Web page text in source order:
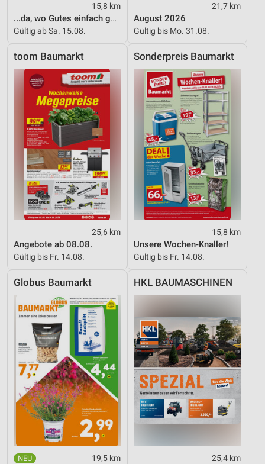
15,8 km
...da, wo Gutes einfach günstiger ist!
Gültig ab Sa. 15.08.
21,7 km
August 2026
Gültig bis Mo. 31.08.
toom Baumarkt
25,6 km
Angebote ab 08.08.
Gültig bis Fr. 14.08.
Sonderpreis Baumarkt
15,8 km
Unsere Wochen-Knaller!
Gültig bis Fr. 14.08.
Globus Baumarkt
19,5 km
HKL BAUMASCHINEN
25,4 km
Funktional
Werbung